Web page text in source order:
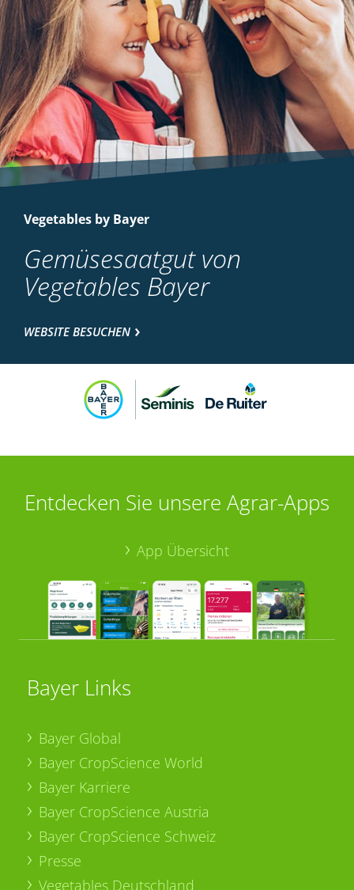
Vegetables by Bayer
Gemüsesaatgut von
Vegetables Bayer
WEBSITE BESUCHEN
Entdecken Sie unsere Agrar-Apps
App Übersicht
Bayer Links
Bayer Global
Bayer CropScience World
Bayer Karriere
Bayer CropScience Austria
Bayer CropScience Schweiz
Presse
Vegetables Deutschland